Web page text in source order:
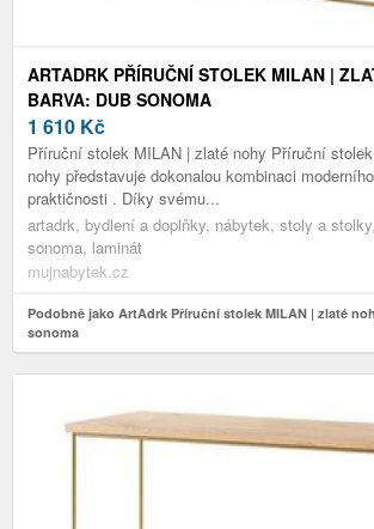
ARTADRK PŘÍRUČNÍ STOLEK MILAN |
BARVA: DUB SONOMA
1 610 Kč
Příruční stolek MILAN | zlaté nohy Příruční
nohy představuje dokonalou kombinaci
praktičnosti . Díky svému...
artadrk, bydlení a doplňky, nábytek, stoly a
sonoma, laminát
mujnabytek.cz
Podobně jako ArtAdrk Příruční stolek MILAN | zlaté
sonoma